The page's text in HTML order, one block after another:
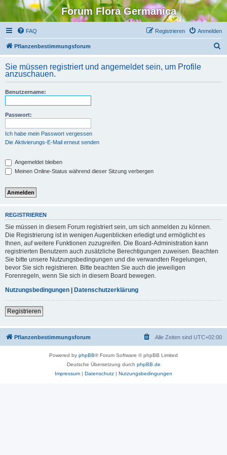
Forum Flora Germanica
FAQ Anmelden
Registrieren
Pflanzenbestimmungsforum
h
Sie müssen registriert und angemeldet sein, um Profile
anzuschauen.
Benutzername:
Passwort:
Ich habe mein Passwort vergessen
Die Aktivierungs-E-Mail erneut senden
Angemeldet bleiben
Meinen Online-Status während dieser Sitzung verbergen
REGISTRIEREN
Sie müssen in diesem Forum registriert sein, um sich anmelden zu können.
Die Registrierung ist in wenigen Augenblicken erledigt und ermöglicht es
Ihnen, auf weitere Funktionen zuzugreifen. Die Board-Administration kann
registrierten Benutzern auch zusätzliche Berechtigungen zuweisen. Beachten
Sie bitte unsere Nutzungsbedingungen und die verwandten Regelungen,
bevor Sie sich registrieren. Bitte beachten Sie auch die jeweiligen
Forenregeln, wenn Sie sich in diesem Board bewegen.
Nutzungsbedingungen | Datenschutzerklärung
Registrieren
Pflanzenbestimmungsforum Alle Zeiten sind UTC+02:00
Powered by phpBB® Forum Software © phpBB Limited
Deutsche Übersetzung durch phpBB.de
Impressum | Datenschutz | Nutzungsbedingungen